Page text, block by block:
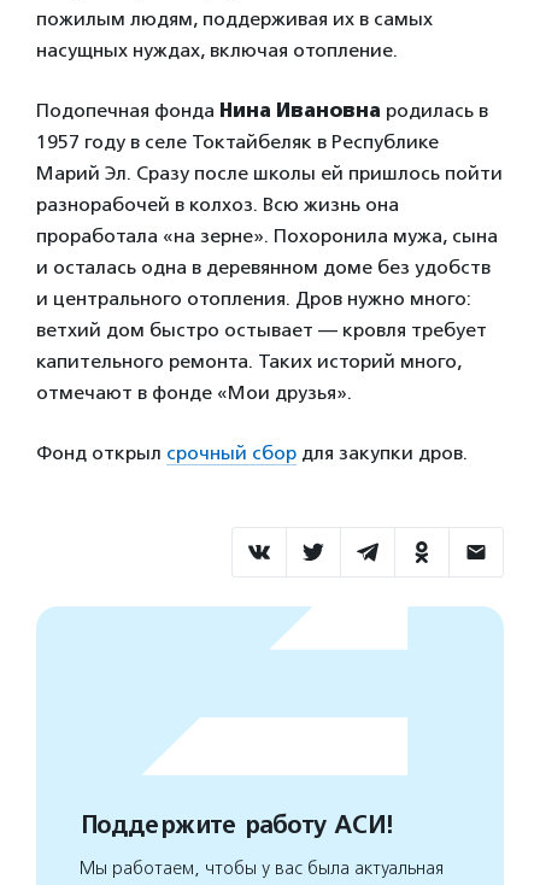
пожилым людям, поддерживая их в самых
насущных нуждах, включая отопление.
Подопечная фонда Нина Ивановна родилась в
1957 году в селе Токтайбеляк в Республике
Марий Эл. Сразу после школы ей пришлось пойти
разнорабочей в колхоз. Всю жизнь она
проработала «на зерне». Похоронила мужа, сына
и осталась одна в деревянном доме без удобств
и центрального отопления. Дров нужно много:
ветхий дом быстро остывает — кровля требует
капительного ремонта. Таких историй много,
отмечают в фонде «Мои друзья».
Фонд открыл срочный сбор для закупки дров.
Поддержите работу АСИ!
Мы работаем, чтобы у вас была актуальная